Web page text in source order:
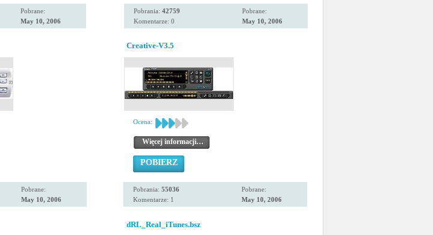
Pobrane:
May 10, 2006
Pobrania: 42759
Komentarze: 0
Pobrane:
May 10, 2006
Pobrane:
May 10, 2006
Creative-V3.5
Ocena:
Więcej informacji…
POBIERZ
Pobrania: 55036
Komentarze: 1
Pobrane:
May 10, 2006
dRL_Real_iTunes.bsz